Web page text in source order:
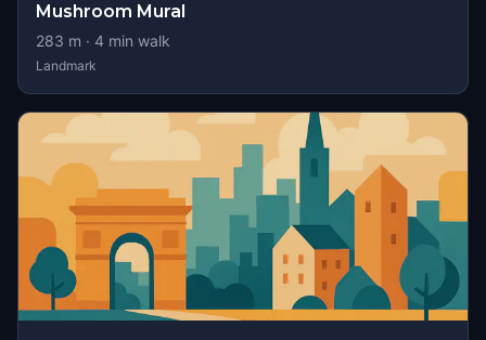
Mushroom Mural
283 m · 4 min walk
Landmark